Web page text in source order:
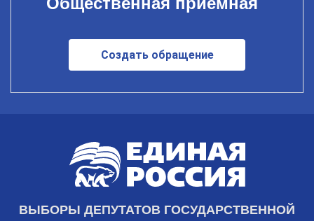
Создать обращение
ВЫБОРЫ ДЕПУТАТОВ ГОСУДАРСТВЕННОЙ